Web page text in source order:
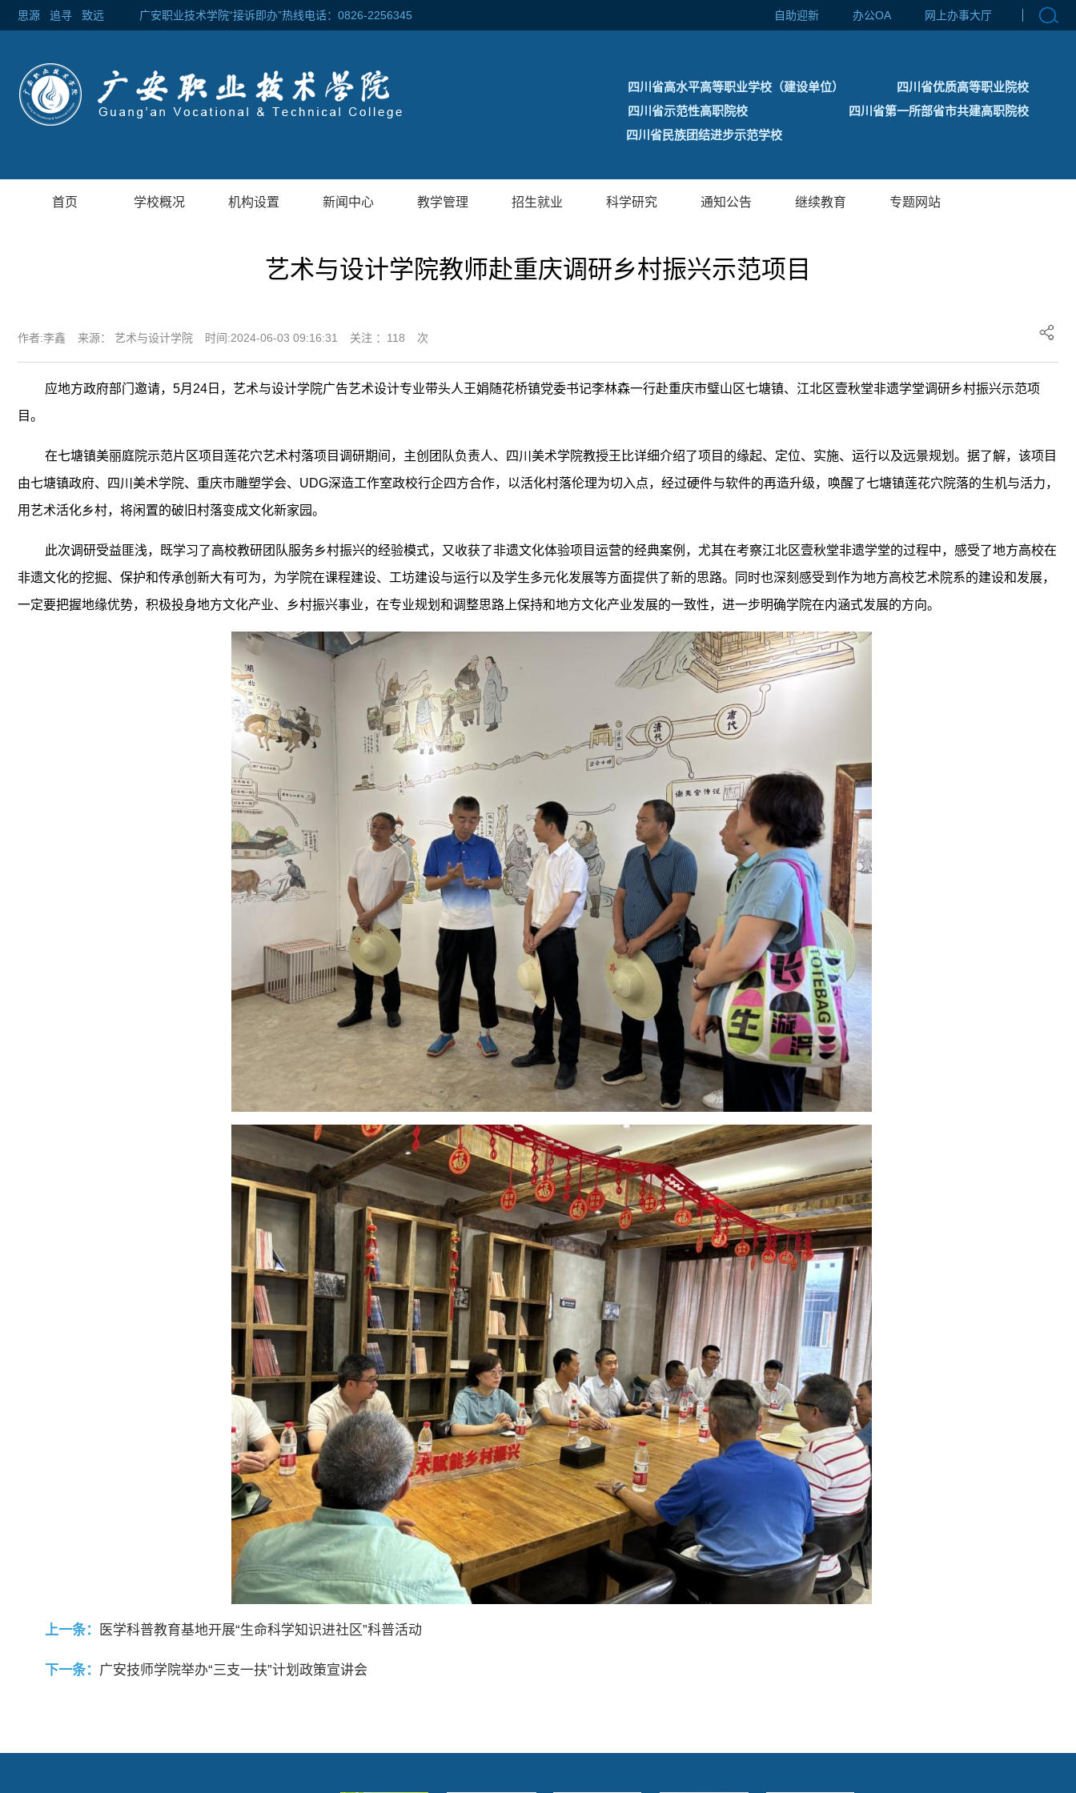
思源 追寻 致远 广安职业技术学院“接诉即办”热线电话：0826-2256345 自助迎新 办公OA 网上办事大厅
四川省高水平高等职业学校（建设单位）
四川省优质高等职业院校
四川省示范性高职院校
四川省第一所部省市共建高职院校
四川省民族团结进步示范学校
首页 学校概况 机构设置 新闻中心 教学管理 招生就业 科学研究 通知公告 继续教育 专题网站
艺术与设计学院教师赴重庆调研乡村振兴示范项目
作者:李鑫 来源： 艺术与设计学院 时间:2024-06-03 09:16:31 关注 ： 118 次
应地方政府部门邀请，5月24日，艺术与设计学院广告艺术设计专业带头人王娟随花桥镇党委书记李林森一行赴重庆市璧山区七塘镇、江北区壹秋堂非遗学堂调研乡村振兴示范项
目。
在七塘镇美丽庭院示范片区项目莲花穴艺术村落项目调研期间，主创团队负责人、四川美术学院教授王比详细介绍了项目的缘起、定位、实施、运行以及远景规划。据了解，该项目
由七塘镇政府、四川美术学院、重庆市雕塑学会、UDG深造工作室政校行企四方合作，以活化村落伦理为切入点，经过硬件与软件的再造升级，唤醒了七塘镇莲花穴院落的生机与活力，
用艺术活化乡村，将闲置的破旧村落变成文化新家园。
此次调研受益匪浅，既学习了高校教研团队服务乡村振兴的经验模式，又收获了非遗文化体验项目运营的经典案例，尤其在考察江北区壹秋堂非遗学堂的过程中，感受了地方高校在
非遗文化的挖掘、保护和传承创新大有可为，为学院在课程建设、工坊建设与运行以及学生多元化发展等方面提供了新的思路。同时也深刻感受到作为地方高校艺术院系的建设和发展，
一定要把握地缘优势，积极投身地方文化产业、乡村振兴事业，在专业规划和调整思路上保持和地方文化产业发展的一致性，进一步明确学院在内涵式发展的方向。
上一条： 医学科普教育基地开展“生命科学知识进社区”科普活动
下一条： 广安技师学院举办“三支一扶”计划政策宣讲会